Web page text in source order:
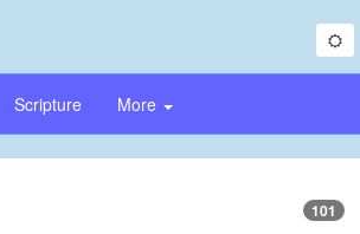
Scripture More
101